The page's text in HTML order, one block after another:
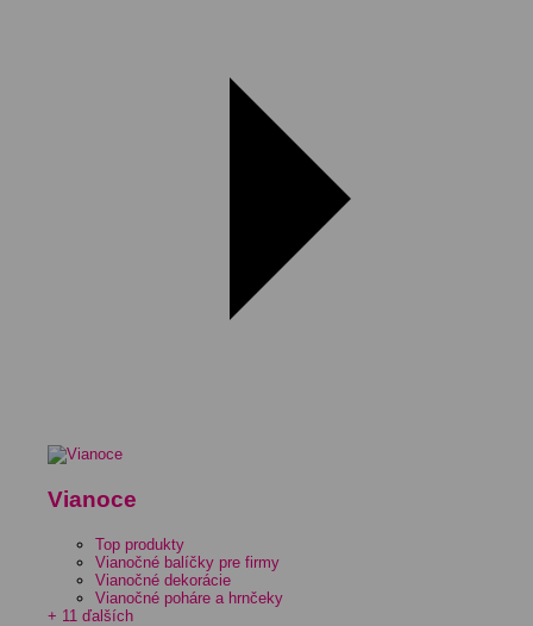
Vianoce
Top produkty
Vianočné balíčky pre firmy
Vianočné dekorácie
Vianočné poháre a hrnčeky
+ 11 ďalších